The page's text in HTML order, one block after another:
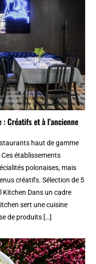
Créatifs et à l’ancienne
haut de gamme
établissements
polonaises, mais
créatifs. Sélection de 5
Kitchen Dans un cadre
sert une cuisine
de produits […]